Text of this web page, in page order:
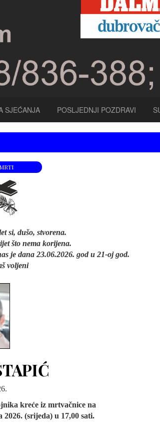
SJEĆANJA POSLJEDNJI POZDRAVI
si, dušo, stvorena.
što nema korijena.
je dana 23.06.2026. god u 21-oj god.
voljeni
kreće iz mrtvačnice na
(srijeda) u 17,00 sati.